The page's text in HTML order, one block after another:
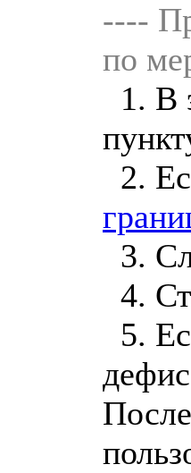
----
по
1. В
2.
3.
4.
5.